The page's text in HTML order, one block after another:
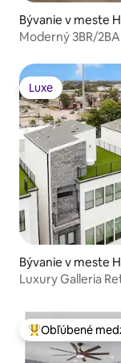
Bývanie v meste
Moderný 3BR/
Luxe
Luxe
Bývanie v meste
Luxury Galleria
Najobľúbenejšie
Obľúbené